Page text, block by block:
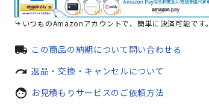
いつものAmazonアカウントで、簡単に決済可能です。
local_shipping この商品の納期について問い合わせる
redo 返品・交換・キャンセルについて
face お見積もりサービスのご依頼方法